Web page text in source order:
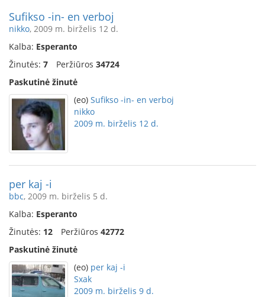
Sufikso -in- en verboj
nikko, 2009 m. birželis 12 d.
Kalba: Esperanto
Žinutės: 7 Peržiūros 34724
Paskutinė žinutė
(eo) Sufikso -in- en verboj
nikko
2009 m. birželis 12 d.
per kaj -i
bbc, 2009 m. birželis 5 d.
Kalba: Esperanto
Žinutės: 12 Peržiūros 42772
Paskutinė žinutė
(eo) per kaj -i
Sxak
2009 m. birželis 9 d.